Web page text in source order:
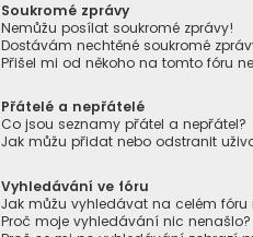
Soukromé zprávy
Nemůžu posílat soukromé zprávy!
Dostávám nechtěné soukromé
Přišel mi od někoho na tomto fóru
Přátelé a nepřátelé
Co jsou seznamy přátel a nepřátel?
Jak můžu přidat nebo odstranit
Vyhledávání ve fóru
Jak můžu vyhledávat na celém fóru
Proč moje vyhledávání nic nenašlo?